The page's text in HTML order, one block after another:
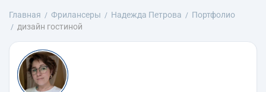
Главная Фрилансеры Надежда Петрова
Портфолио
дизайн гостиной